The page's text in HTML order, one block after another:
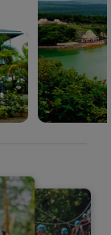
(Grand
Bassin)